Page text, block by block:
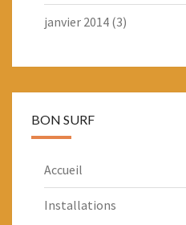
janvier 2014 (3)
BON SURF
Accueil
Installations